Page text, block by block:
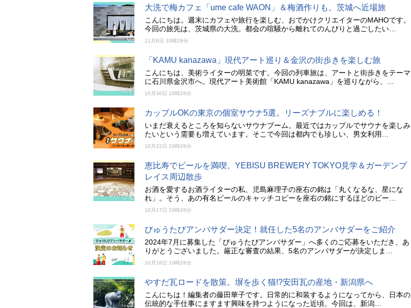
大洗で梅カフェ「ume cafe WAON」＆梅酒作りも。茨城へ近場旅
こんにちは。週末にカフェや旅行を楽しむ、おでかけクリエイターのMAHOです。
今回の旅先は、茨城県の大洗。都会の喧騒から離れてのんびりと過ごしたい…
11月6日 10時28分
「KAMU kanazawa」現代アート巡り＆金沢の街歩きを楽しむ旅
こんにちは、美術ライターの明菜です。今回の列車旅は、アートと街歩きをテーマ
に石川県金沢市へ。現代アート美術館「KAMU kanazawa」を巡りながら、…
10月30日 10時28分
カップルOKの東京の個室サウナ5選。リーズナブルに楽しめる！
いまだ衰えるところを知らないサウナブーム。最近ではカップルでサウナを楽しみ
たいという需要も増えています。そこで今回は都内でも珍しい、男女利用…
10月22日 10時28分
恵比寿でビールを満喫。YEBISU BREWERY TOKYO見学＆ガーデンプ
レイス周辺散歩
お酒を愛するお酒ライターの私、児島麻理子の座右の銘は「丸くなるな、星にな
れ」。そう、あの有名ビールのキャッチコピーを座右の銘にするほどのビー…
10月17日 10時28分
びゅうたびアンバサダー決定！就任した5名のアンバサダーをご紹介
2024年7月に募集した「びゅうたびアンバサダー」へ多くのご応募をいただき、あ
りがとうございました。厳正な審査の結果、5名のアンバサダーが決定しま…
10月16日 10時28分
やすだ瓦ロードを散策。塀を歩く猫!?安田瓦の産地・新潟県へ
こんにちは！編集者の藤田華子です。日常的に和装するようになってから、日本の
伝統的な手仕事にますます興味を持つようになった近頃。今回は、新潟…